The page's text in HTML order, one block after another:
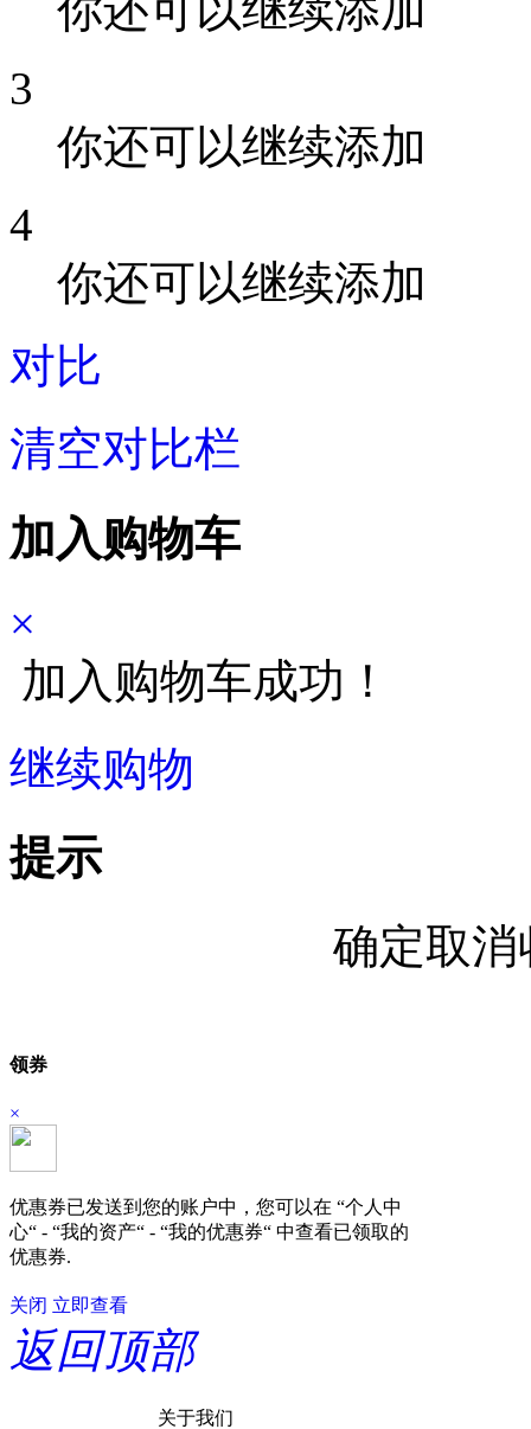
你还可以继续添加
3
你还可以继续添加
4
你还可以继续添加
对比
清空对比栏
加入购物车
×
加入购物车成功！
继续购物
提示
确定取
领券
×
优惠券已发送到您的账户中，您可以在 “个人中
心“ - “我的资产“ - “我的优惠券“ 中查看已领取的
优惠券.
关闭 立即查看
返回顶部
关于我们